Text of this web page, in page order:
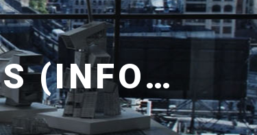
10 CRUCIAL LEADERSHIP SKILLS (INFOGRAPHIC)